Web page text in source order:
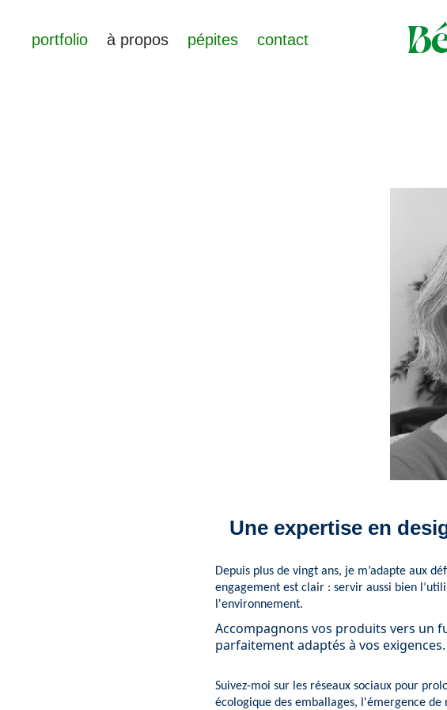
portfolio à propos pépites contact
Une expertise en
Depuis plus de vingt ans, je m’adapte aux
engagement est clair : servir aussi bien
l'environnement.
Accompagnons vos produits vers un
parfaitement adaptés à vos exigences.
Suivez-moi sur les réseaux sociaux pour
écologique des emballages, l'émergence